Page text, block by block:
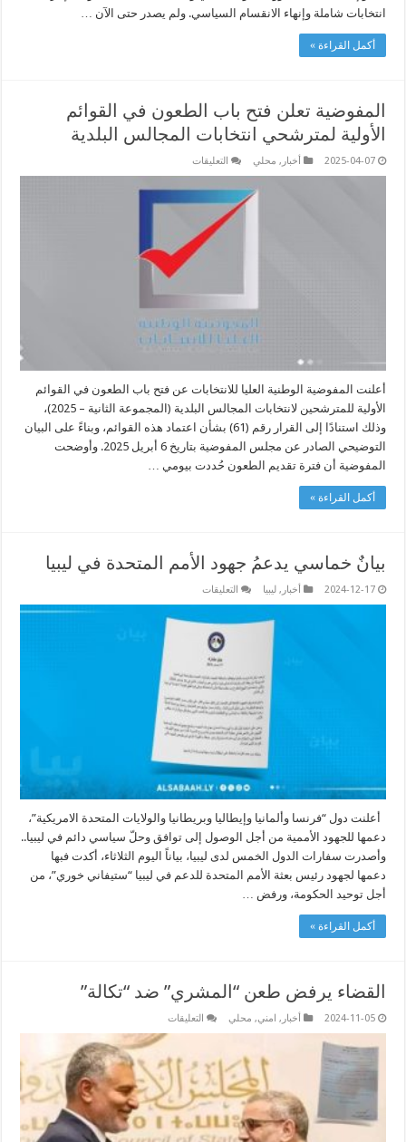
انتخابات شاملة وإنهاء الانقسام السياسي. ولم يصدر حتى الآن …
أكمل القراءة »
المفوضية تعلن فتح باب الطعون في القوائم
الأولية لمترشحي انتخابات المجالس البلدية
2025-04-07 أخبار , محلي التعليقات
باب
القوائم
الأولية
لمترشحي
انتخابات
أعلنت المفوضية الوطنية العليا للانتخابات عن فتح باب الطعون في القوائم
الأولية للمترشحين لانتخابات المجالس البلدية (المجموعة الثانية – 2025)،
وذلك استنادًا إلى القرار رقم (61) بشأن اعتماد هذه القوائم، وبناءً على البيان
التوضيحي الصادر عن مجلس المفوضية بتاريخ 6 أبريل 2025. وأوضحت
المفوضية أن فترة تقديم الطعون حُددت بيومي …
أكمل القراءة »
بيانٌ خماسي يدعمُ جهود الأمم المتحدة في ليبيا
2024-12-17 أخبار ,ليبيا التعليقات
خماسي
يدعمُ
ليبيا
أعلنت دول “فرنسا وألمانيا وإيطاليا وبريطانيا والولايات المتحدة الامريكية”،
دعمها للجهود الأممية من أجل الوصول إلى توافق وحلّ سياسي دائم في ليبيا..
وأصدرت سفارات الدول الخمس لدى ليبيا، بياناً اليوم الثلاثاء، أكدت فبها
دعمها لجهود رئيس بعثة الأمم المتحدة للدعم في ليبيا “ستيفاني خوري”، من
أجل توحيد الحكومة، ورفض …
أكمل القراءة »
القضاء يرفض طعن “المشري” ضد “تكالة”
2024-11-05 أخبار , امني, محلي التعليقات
يرفض
“المشري”
ضد
“تكالة”
مغلقة